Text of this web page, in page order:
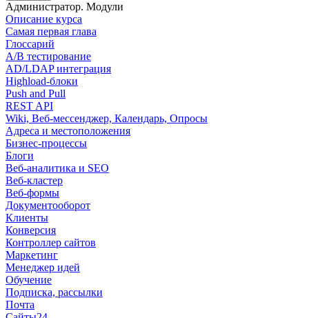
Администратор. Модули
Описание курса
Самая первая глава
Глоссарий
A/B тестирование
AD/LDAP интеграция
Highload-блоки
Push and Pull
REST API
Wiki, Веб-мессенджер, Календарь, Опросы
Адреса и местоположения
Бизнес-процессы
Блоги
Веб-аналитика и SEO
Веб-кластер
Веб-формы
Документооборот
Клиенты
Конверсия
Контроллер сайтов
Маркетинг
Менеджер идей
Обучение
Подписка, рассылки
Почта